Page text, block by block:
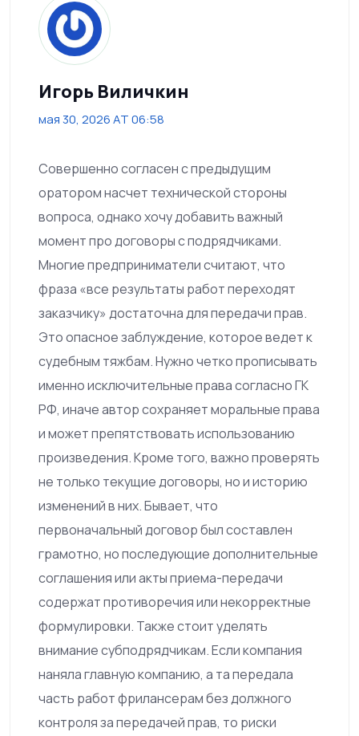
Игорь Виличкин
мая 30, 2026 AT 06:58
Совершенно согласен с предыдущим
оратором насчет технической стороны
вопроса, однако хочу добавить важный
момент про договоры с подрядчиками.
Многие предприниматели считают, что
фраза «все результаты работ переходят
заказчику» достаточна для передачи прав.
Это опасное заблуждение, которое ведет к
судебным тяжбам. Нужно четко прописывать
именно исключительные права согласно ГК
РФ, иначе автор сохраняет моральные права
и может препятствовать использованию
произведения. Кроме того, важно проверять
не только текущие договоры, но и историю
изменений в них. Бывает, что
первоначальный договор был составлен
грамотно, но последующие дополнительные
соглашения или акты приема-передачи
содержат противоречия или некорректные
формулировки. Также стоит уделять
внимание субподрядчикам. Если компания
наняла главную компанию, а та передала
часть работ фрилансерам без должного
контроля за передачей прав, то риски